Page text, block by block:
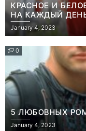
КРАСНОЕ И
НА КАЖДЫЙ
January 4, 2023
0
5 ЛЮБОВНЫХ
January 4, 2023